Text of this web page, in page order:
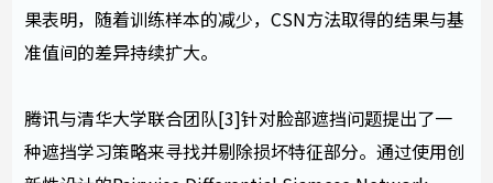
果表明，随着训练样本的减少，CSN方法取得的结果与基
准值间的差异持续扩大。
腾讯与清华大学联合团队[3]针对脸部遮挡问题提出了一
种遮挡学习策略来寻找并剔除损坏特征部分。通过使用创